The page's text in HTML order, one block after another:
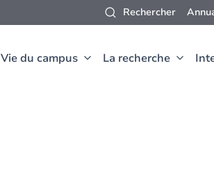
Rechercher
Vie du campus La recherche